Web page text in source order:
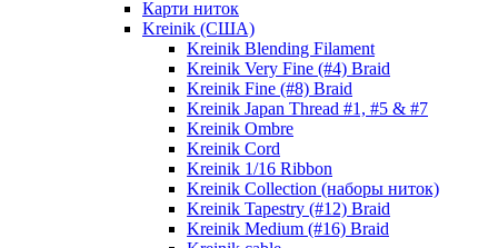
Карти ниток
Kreinik (США)
Kreinik Blending Filament
Kreinik Very Fine (#4) Braid
Kreinik Fine (#8) Braid
Kreinik Japan Thread #1, #5 & #7
Kreinik Ombre
Kreinik Cord
Kreinik 1/16 Ribbon
Kreinik Collection (наборы ниток)
Kreinik Tapestry (#12) Braid
Kreinik Medium (#16) Braid